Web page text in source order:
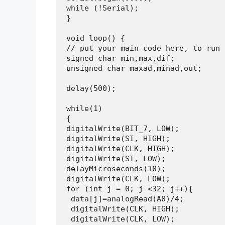
while (!Serial);
}
void loop() {
// put your main code here, to run
signed char min,max,dif;
unsigned char maxad,minad,out;
delay(500);
while(1)
{
digitalWrite(BIT_7, LOW);
digitalWrite(SI, HIGH);
digitalWrite(CLK, HIGH);
digitalWrite(SI, LOW);
delayMicroseconds(10);
digitalWrite(CLK, LOW);
for (int j = 0; j <32; j++){
data[j]=analogRead(A0)/4;
digitalWrite(CLK, HIGH);
digitalWrite(CLK, LOW);